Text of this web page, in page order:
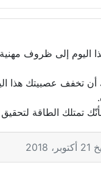
اليوم إلى ظروف
أن تخفف عصبيتك هذا
تمتلك الطاقة